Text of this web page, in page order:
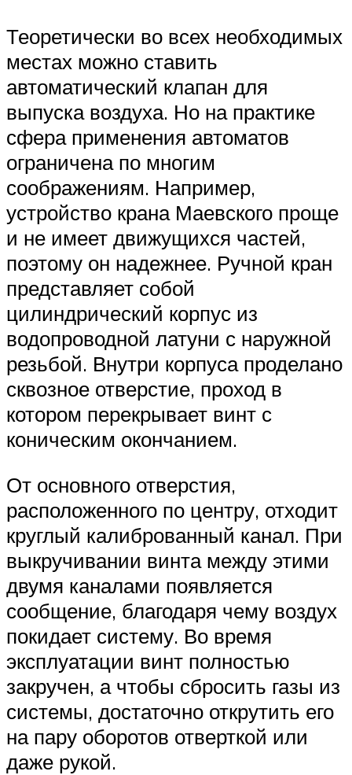
Теоретически во всех необходимых
местах можно ставить
автоматический клапан для
выпуска воздуха. Но на практике
сфера применения автоматов
ограничена по многим
соображениям. Например,
устройство крана Маевского проще
и не имеет движущихся частей,
поэтому он надежнее. Ручной кран
представляет собой
цилиндрический корпус из
водопроводной латуни с наружной
резьбой. Внутри корпуса проделано
сквозное отверстие, проход в
котором перекрывает винт с
коническим окончанием.
От основного отверстия,
расположенного по центру, отходит
круглый калиброванный канал. При
выкручивании винта между этими
двумя каналами появляется
сообщение, благодаря чему воздух
покидает систему. Во время
эксплуатации винт полностью
закручен, а чтобы сбросить газы из
системы, достаточно открутить его
на пару оборотов отверткой или
даже рукой.